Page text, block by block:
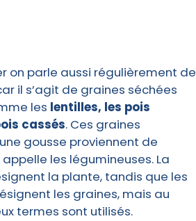
on parle aussi régulièrement de
il s’agit de graines séchées
les lentilles, les pois
cassés. Ces graines
gousse proviennent de
les légumineuses. La
la plante, tandis que les
les graines, mais au
termes sont utilisés.